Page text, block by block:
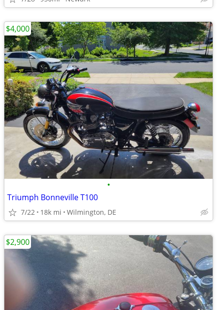
•
Triumph Bonneville T100
7/22 18k mi Wilmington, DE
$4,000
$2,900